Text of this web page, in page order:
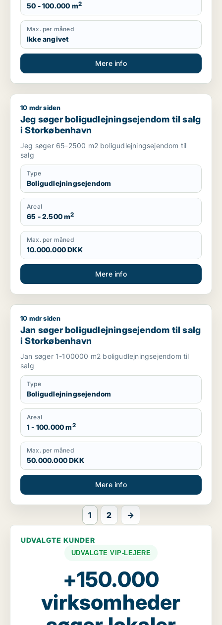
50 - 100.000 m2
Max. per måned
Ikke angivet
Mere info
Jeg søger boligudlejningsejendom til salg i Storkøbenhavn
10 mdr siden
Jeg søger boligudlejningsejendom til salg
i Storkøbenhavn
Jeg søger 65-2500 m2 boligudlejningsejendom til
salg
Type
Boligudlejningsejendom
Areal
65 - 2.500 m2
Max. per måned
10.000.000 DKK
Mere info
Jan søger boligudlejningsejendom til salg i Storkøbenhavn
10 mdr siden
Jan søger boligudlejningsejendom til salg
i Storkøbenhavn
Jan søger 1-100000 m2 boligudlejningsejendom til
salg
Type
Boligudlejningsejendom
Areal
1 - 100.000 m2
Max. per måned
50.000.000 DKK
Mere info
1 2 →
UDVALGTE KUNDER
UDVALGTE VIP-LEJERE
+150.000
virksomheder